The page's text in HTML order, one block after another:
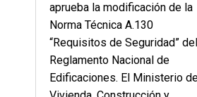
aprueba la modificación de la
Norma Técnica A.130
“Requisitos de Seguridad” del
Reglamento Nacional de
Edificaciones. El Ministerio